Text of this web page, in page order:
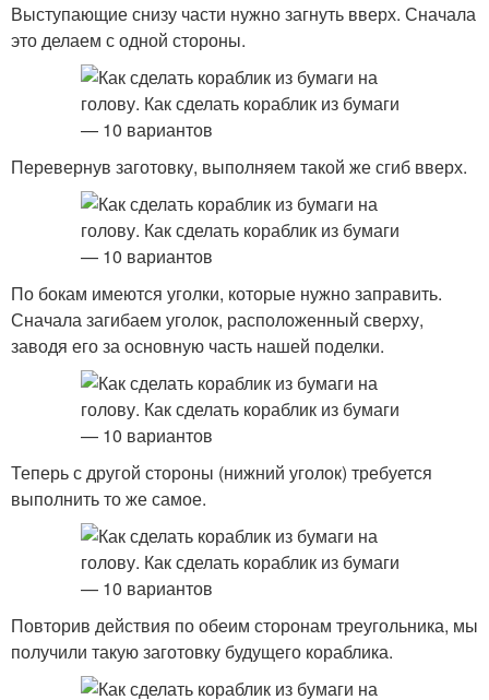
Выступающие снизу части нужно загнуть вверх. Сначала
это делаем с одной стороны.
Перевернув заготовку, выполняем такой же сгиб вверх.
По бокам имеются уголки, которые нужно заправить.
Сначала загибаем уголок, расположенный сверху,
заводя его за основную часть нашей поделки.
Теперь с другой стороны (нижний уголок) требуется
выполнить то же самое.
Повторив действия по обеим сторонам треугольника, мы
получили такую заготовку будущего кораблика.